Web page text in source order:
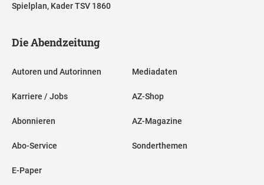
Spielplan, Kader TSV 1860
Die Abendzeitung
Autoren und Autorinnen
Karriere / Jobs
Abonnieren
Abo-Service
E-Paper
Mediadaten
AZ-Shop
AZ-Magazine
Sonderthemen